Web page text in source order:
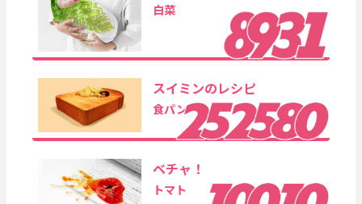
白菜
スイミンのレシピ
食パン
ベチャ！
トマト